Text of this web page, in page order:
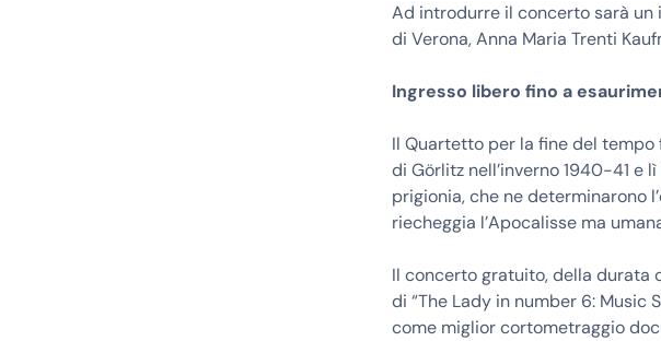
Ad introdurre il concerto sarà
di Verona, Anna Maria Trenti
Ingresso libero fino a
Il Quartetto per la fine del
di Görlitz nell’inverno 1940-41 e
prigionia, che ne determinarono
riecheggia l’Apocalisse ma
Il concerto gratuito, della durata
di “The Lady in number 6: Music
come miglior cortometraggio